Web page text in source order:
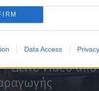
Data Access
η
Δείτε Video